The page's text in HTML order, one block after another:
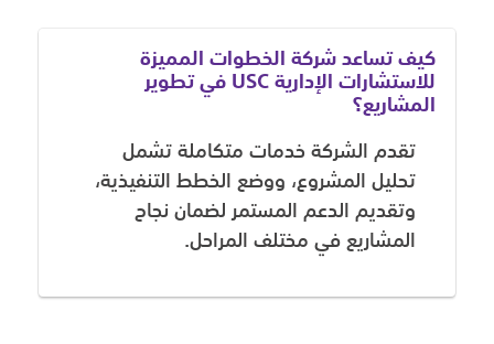
كيف تساعد شركة الخطوات المميزة
للاستشارات الإدارية USC في تطوير
المشاريع؟
تقدم الشركة خدمات متكاملة تشمل
تحليل المشروع، ووضع الخطط التنفيذية،
وتقديم الدعم المستمر لضمان نجاح
المشاريع في مختلف المراحل.